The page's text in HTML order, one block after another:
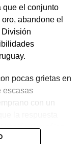
que el conjunto
abandone el
División
pocas grietas en
escasas
con un
González,
elevó su remate